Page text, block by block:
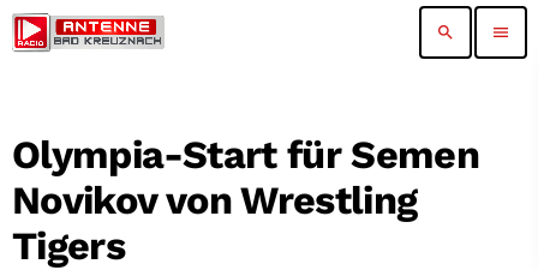
search menu
Olympia-Start für Semen
Novikov von Wrestling
Tigers